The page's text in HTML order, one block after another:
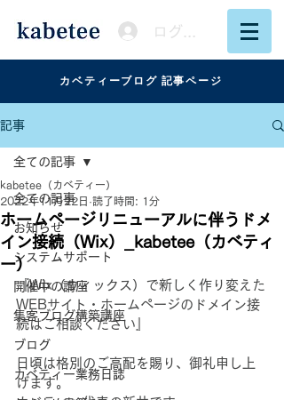
ログイン
カベティーブログ 記事ページ
記事
全ての記事
お知らせ
システムサポート
開催中の講座
集客ブログ構築講座
ブログ
カベティー業務日誌
全ての記事
ホームページリニューアルに伴うドメ
イン接続（Wix）_kabetee（カベティ
ー）
kabetee（カベティー）
2022年11月22日 読了時間: 1分
『Wix（ウィックス）で新しく作り変えた
WEBサイト・ホームページのドメイン接
続はご相談ください』
日頃は格別のご高配を賜り、御礼申し上
げます。